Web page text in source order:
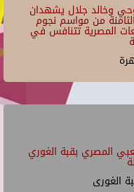
وخالد جلال يشهدان
من مواسم نجوم
من الجامعات المصرية تتنافس في
المصري بقبة الغوري
الغورى